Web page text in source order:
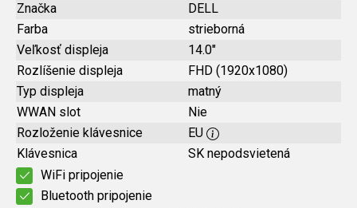
Značka
DELL
Farba
strieborná
Veľkosť displeja
14.0"
Rozlíšenie displeja
FHD (1920x1080)
Typ displeja
matný
WWAN slot
Nie
Rozloženie klávesnice
EU
Klávesnica
SK nepodsvietená
WiFi pripojenie
Bluetooth pripojenie